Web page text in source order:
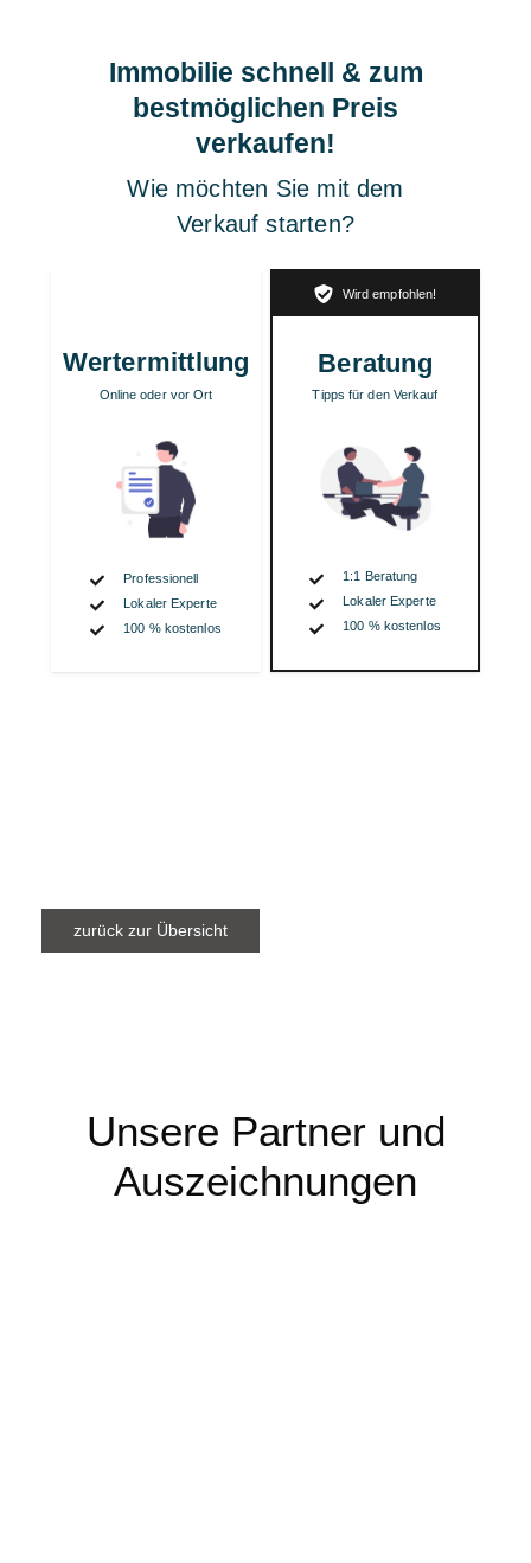
zurück zur Übersicht
Unsere Partner und
Auszeichnungen